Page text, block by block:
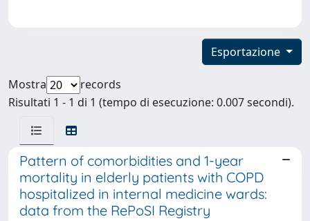
Esportazione
Mostra
records
Risultati 1 - 1 di 1 (tempo di esecuzione: 0.007 secondi).
Pattern of comorbidities and 1-year
mortality in elderly patients with COPD
hospitalized in internal medicine wards:
data from the RePoSI Registry